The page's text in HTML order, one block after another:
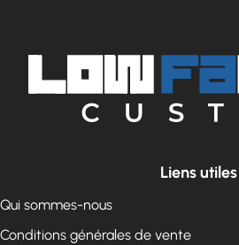
Liens utiles
Qui sommes-nous
Conditions générales de vente